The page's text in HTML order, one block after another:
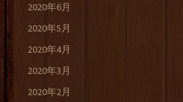
2020年6月
2020年5月
2020年4月
2020年3月
2020年2月